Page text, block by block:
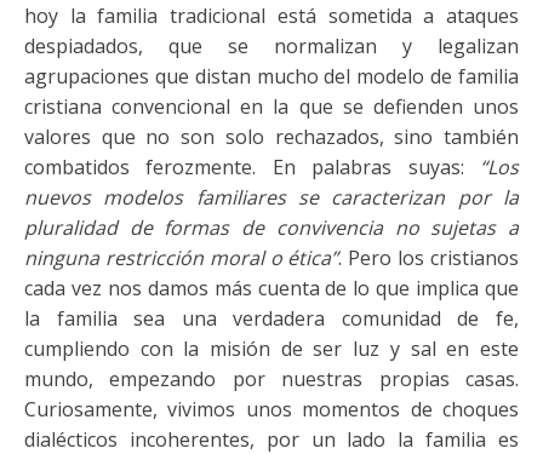
hoy la familia tradicional está sometida a ataques
despiadados, que se normalizan y legalizan
agrupaciones que distan mucho del modelo de familia
cristiana convencional en la que se defienden unos
valores que no son solo rechazados, sino también
combatidos ferozmente. En palabras suyas: “Los
nuevos modelos familiares se caracterizan por la
pluralidad de formas de convivencia no sujetas a
ninguna restricción moral o ética”. Pero los cristianos
cada vez nos damos más cuenta de lo que implica que
la familia sea una verdadera comunidad de fe,
cumpliendo con la misión de ser luz y sal en este
mundo, empezando por nuestras propias casas.
Curiosamente, vivimos unos momentos de choques
dialécticos incoherentes, por un lado la familia es